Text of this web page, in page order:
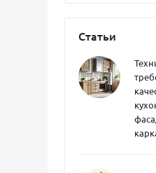
Статьи